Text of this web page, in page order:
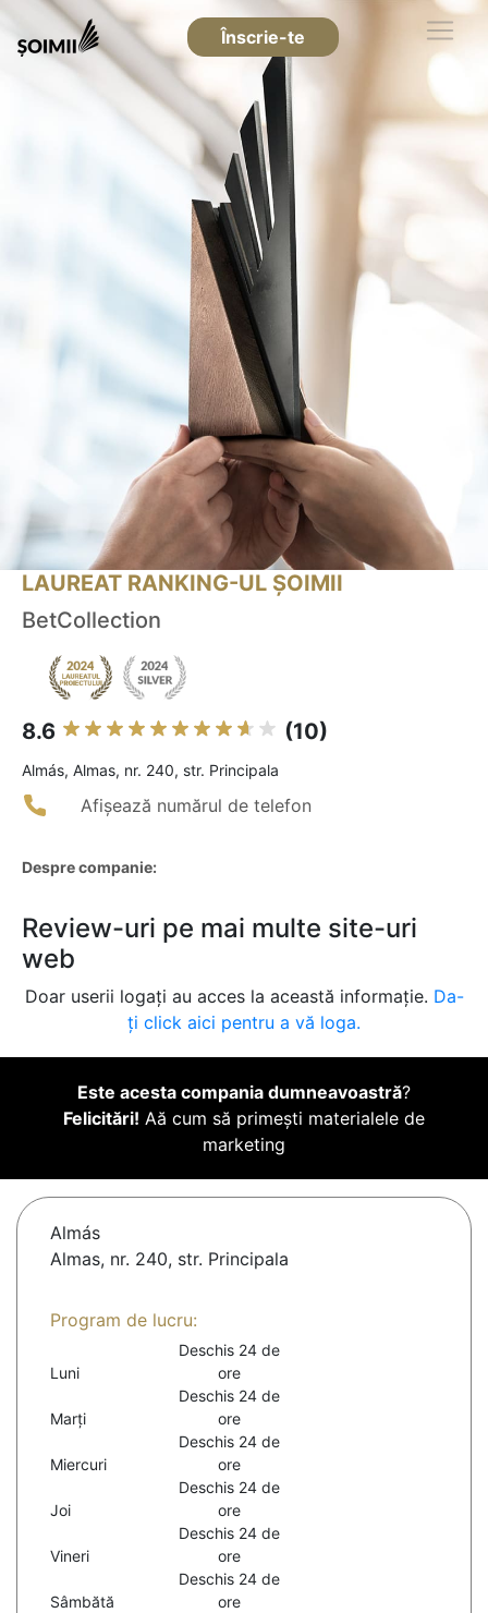
Înscrie-te
LAUREAT RANKING-UL ȘOIMII
BetCollection
8.6 (10)
Almás, Almas, nr. 240, str. Principala
Afișează numărul de telefon
Despre companie:
Review-uri pe mai multe site-uri
web
Doar userii logați au acces la această informație. Da-
ți click aici pentru a vă loga.
Este acesta compania dumneavoastră?
Felicitări! Aă cum să primești materialele de
marketing
Almás
Almas, nr. 240, str. Principala
Program de lucru:
Luni
Deschis 24 de
ore
Marți
Deschis 24 de
ore
Miercuri
Deschis 24 de
ore
Joi
Deschis 24 de
ore
Vineri
Deschis 24 de
ore
Sâmbătă
Deschis 24 de
ore